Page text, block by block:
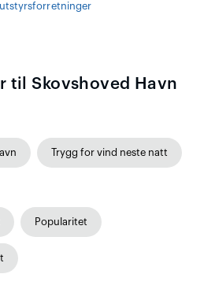
til Skovshoved Havn
Trygg for vind neste natt
Popularitet